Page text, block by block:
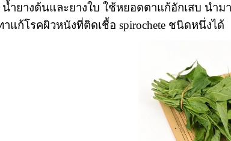
น้ำยางต้นและยางใบ ใช้หยอดตาแก้อักเสบ นำม
าแก้โรคผิวหนังที่ติดเชื้อ spirochete ชนิดหนึ่งได้